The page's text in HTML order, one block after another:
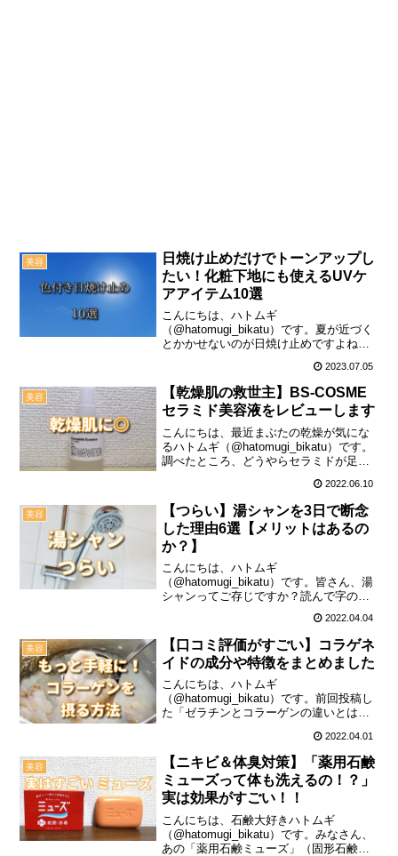
美容
日焼け止めだけでトーンアップし
たい！化粧下地にも使えるUVケ
アアイテム10選
こんにちは、ハトムギ
（@hatomugi_bikatu）です。夏が近づく
とかかせないのが日焼け止めですよね。
ーションと、重ね付けするのは面倒くさ
い。そこで、今回はトーンアップ効果が
あったり、コントロールカ...
2023.07.05
美容
【乾燥肌の救世主】BS-COSME
セラミド美容液をレビューします
こんにちは、最近まぶたの乾燥が気にな
るハトムギ（@hatomugi_bikatu）です。
調べたところ、どうやらセラミドが足り
いかと分かりました。そこでさっそく、
セラミドの入った美容液を購入し、1ヵ月
ほど使...
2022.06.10
美容
【つらい】湯シャンを3日で断念
した理由6選【メリットはあるの
か？】
こんにちは、ハトムギ
（@hatomugi_bikatu）です。皆さん、湯
シャンってご存じですか？読んで字のご
とく、お湯だけで頭皮と髪を洗う方法で
す。メリットが多いとの噂なので、私も
試してみたのですが…3日で挫折しまし
た。この記事では、湯シャ...
2022.04.04
美容
【口コミ評価がすごい】コラゲネ
イドの成分や特徴をまとめました
こんにちは、ハトムギ
（@hatomugi_bikatu）です。前回投稿し
た「ゼラチンとコラーゲンの違いとは？
ーゲンを摂るならコラーゲンペプチドが
いい！」ということが分かったので、改
めて色々調べてみました。...
2022.04.01
美容
【ニキビ＆体臭対策】「薬用石鹸
ミューズって体も洗えるの！？」
実は効果がすごい！！
こんにちは、石鹸大好きハトムギ
（@hatomugi_bikatu）です。みなさん、
あの「薬用石鹸ミューズ」（固形石鹸の